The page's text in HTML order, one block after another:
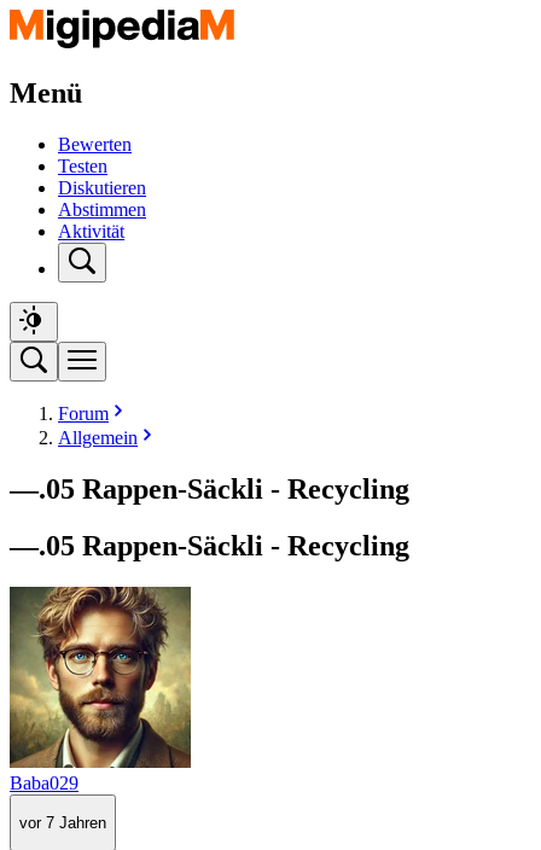
Menü
Bewerten
Testen
Diskutieren
Abstimmen
Aktivität
Forum
Allgemein
—.05 Rappen-Säckli - Recycling
—.05 Rappen-Säckli - Recycling
Baba029
vor 7 Jahren